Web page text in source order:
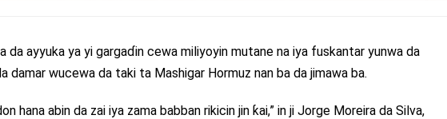
da ayyuka ya yi gargaɗin cewa miliyoyin mutane na iya fuskantar yunwa da
damar wucewa da taki ta Mashigar Hormuz nan ba da jimawa ba.
hana abin da zai iya zama babban rikicin jin ƙai,” in ji Jorge Moreira da Silva,